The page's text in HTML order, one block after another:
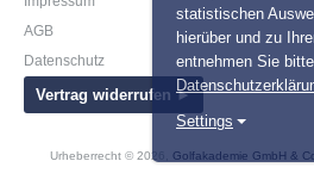
AGB
Datenschutz
Vertrag widerrufen ►
Urheberrecht © 2026, Golfakademie GmbH &
statistischen
hierüber und zu
entnehmen Sie
Settings
Necessary